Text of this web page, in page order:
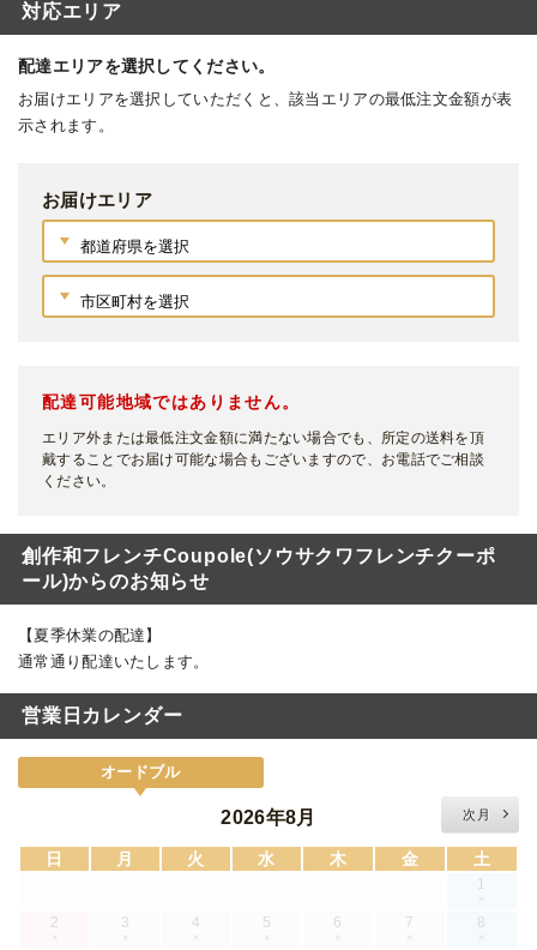
対応エリア
配達エリアを選択してください。
お届けエリアを選択していただくと、該当エリアの最低注文金額が表
示されます。
お届けエリア
配達可能地域ではありません。
エリア外または最低注文金額に満たない場合でも、所定の送料を頂
戴することでお届け可能な場合もございますので、お電話でご相談
ください。
創作和フレンチCoupole(ソウサクワフレンチクーポ
ール)からのお知らせ
【夏季休業の配達】
通常通り配達いたします。
営業日カレンダー
オードブル
2026年8月 次月
日 月 火 水 木 金 土
1
×
2
×
3
×
4
×
5
×
6
×
7
×
8
×